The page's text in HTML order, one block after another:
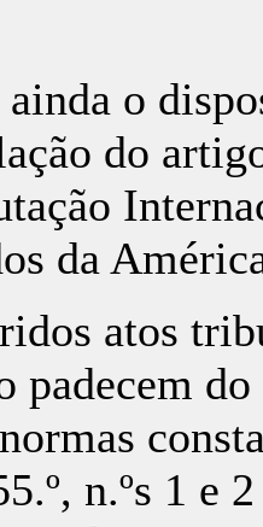
o
do
da
atos
padecem
n.ºs 1 e